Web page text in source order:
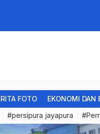
FOTO EKONOMI DAN
#persipura jayapura